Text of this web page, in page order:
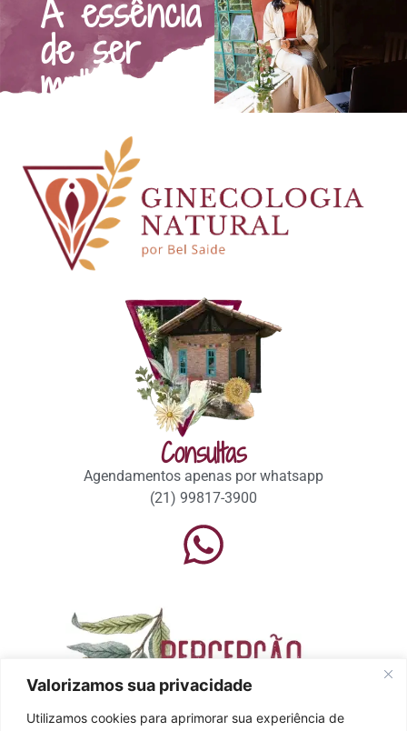
Valorizamos sua privacidade
Utilizamos cookies para aprimorar sua experiência de
A essência
de ser
mulher
Consultas
Agendamentos apenas por whatsapp
(21) 99817-3900